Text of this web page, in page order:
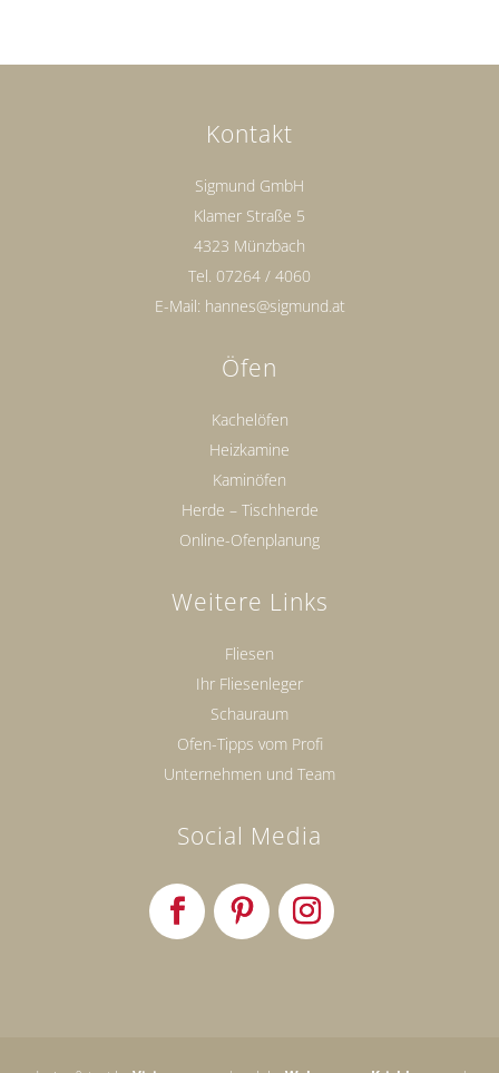
Kontakt
Sigmund GmbH
Klamer Straße 5
4323 Münzbach
Tel. 07264 / 4060
E-Mail: hannes@sigmund.at
Öfen
Kachelöfen
Heizkamine
Kaminöfen
Herde – Tischherde
Online-Ofenplanung
Weitere Links
Fliesen
Ihr Fliesenleger
Schauraum
Ofen-Tipps vom Profi
Unternehmen und Team
Social Media